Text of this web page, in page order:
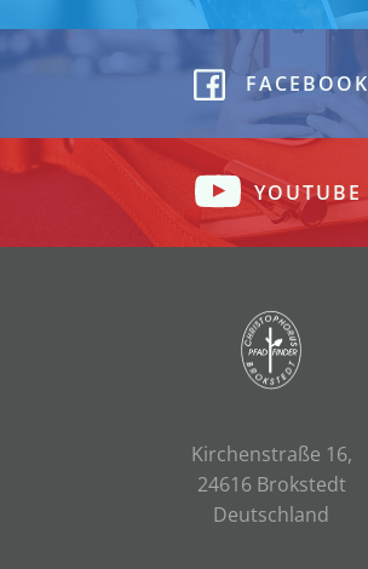
FACEBOOK
YOUTUBE
Kirchenstraße 16,
24616 Brokstedt
Deutschland